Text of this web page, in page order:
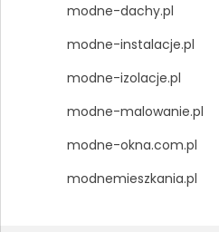
modne-dachy.pl
modne-instalacje.pl
modne-izolacje.pl
modne-malowanie.pl
modne-okna.com.pl
modnemieszkania.pl